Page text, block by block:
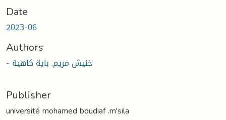
Date
2023-06
Authors
- خنيش مريم, باية كاهية
Publisher
université mohamed boudiaf .m'sila